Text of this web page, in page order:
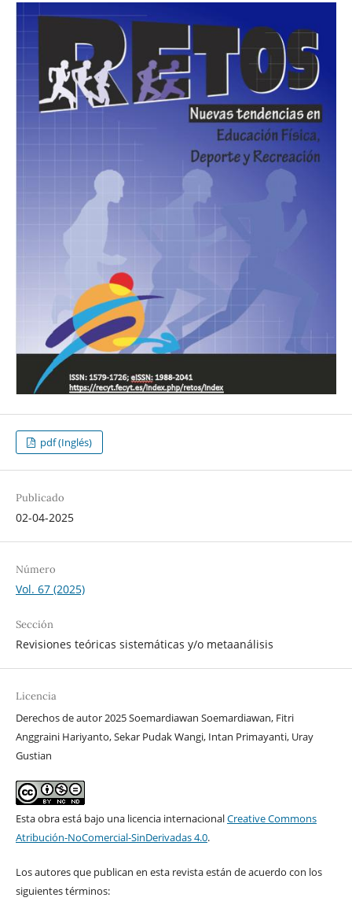
pdf (Inglés)
Publicado
02-04-2025
Número
Vol. 67 (2025)
Sección
Revisiones teóricas sistemáticas y/o metaanálisis
Licencia
Derechos de autor 2025 Soemardiawan Soemardiawan, Fitri
Anggraini Hariyanto, Sekar Pudak Wangi, Intan Primayanti, Uray
Gustian
Esta obra está bajo una licencia internacionalCreative Commons
Atribución-NoComercial-SinDerivadas 4.0.
Los autores que publican en esta revista están de acuerdo con los
siguientes términos: